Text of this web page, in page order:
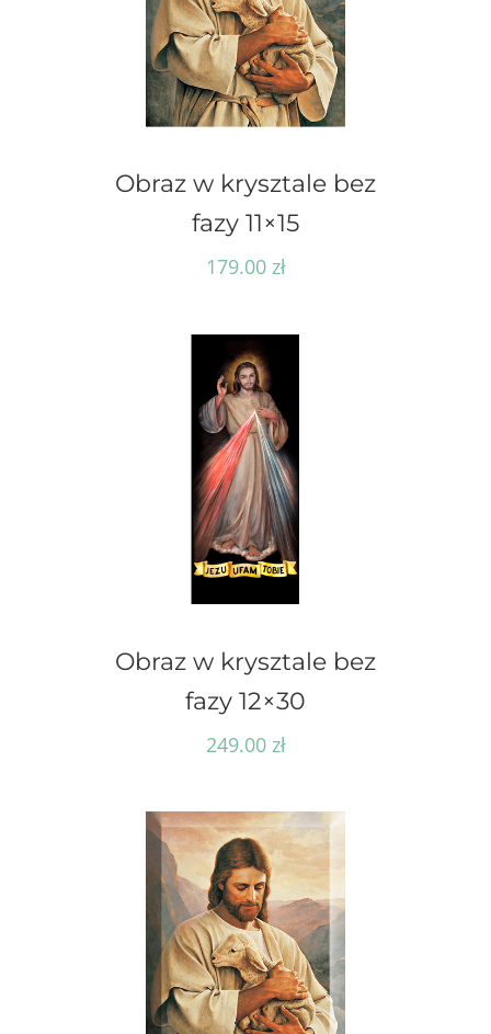
Obraz w krysztale bez
fazy 11×15
179.00 zł
Obraz w krysztale bez
fazy 12×30
249.00 zł